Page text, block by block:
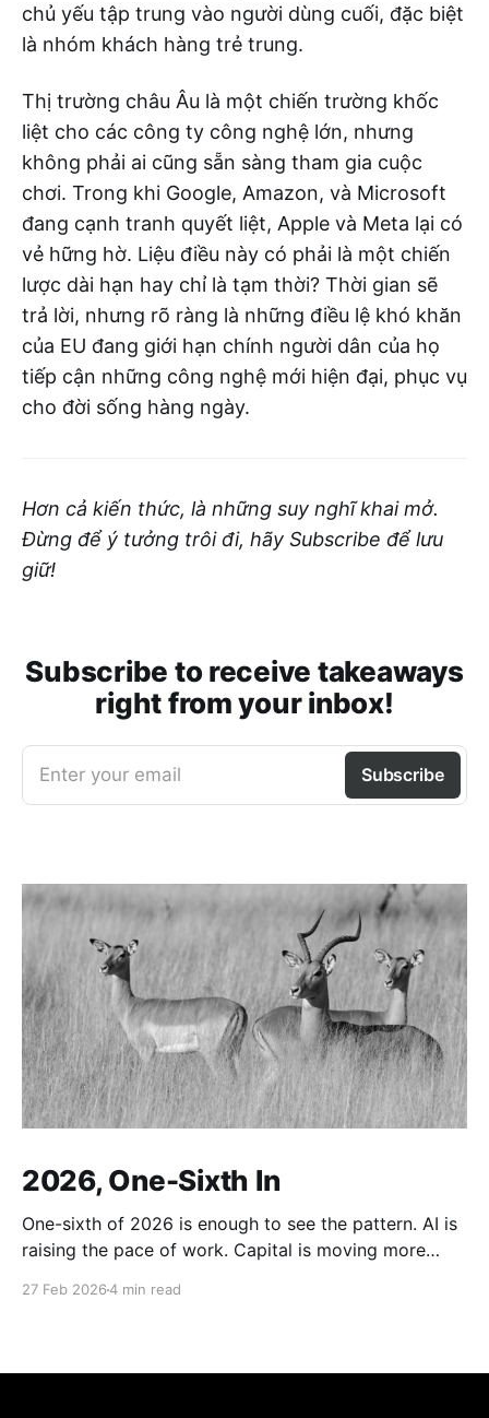
chủ yếu tập trung vào người dùng cuối, đặc biệt
là nhóm khách hàng trẻ trung.
Thị trường châu Âu là một chiến trường khốc
liệt cho các công ty công nghệ lớn, nhưng
không phải ai cũng sẵn sàng tham gia cuộc
chơi. Trong khi Google, Amazon, và Microsoft
đang cạnh tranh quyết liệt, Apple và Meta lại có
vẻ hững hờ. Liệu điều này có phải là một chiến
lược dài hạn hay chỉ là tạm thời? Thời gian sẽ
trả lời, nhưng rõ ràng là những điều lệ khó khăn
của EU đang giới hạn chính người dân của họ
tiếp cận những công nghệ mới hiện đại, phục vụ
cho đời sống hàng ngày.
Hơn cả kiến thức, là những suy nghĩ khai mở.
Đừng để ý tưởng trôi đi, hãy Subscribe để lưu
giữ!
Subscribe to receive takeaways
right from your inbox!
Enter your email Subscribe
2026, One-Sixth In
One-sixth of 2026 is enough to see the pattern. AI is
raising the pace of work. Capital is moving more
27 Feb 20264 min read